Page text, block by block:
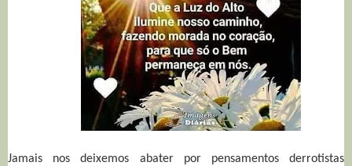
Jamais nos deixemos abater por pensamentos derrotistas